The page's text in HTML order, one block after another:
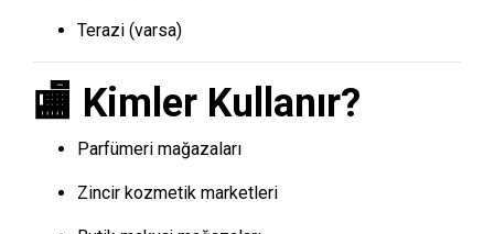
Terazi (varsa)
🏬 Kimler Kullanır?
Parfümeri mağazaları
Zincir kozmetik marketleri